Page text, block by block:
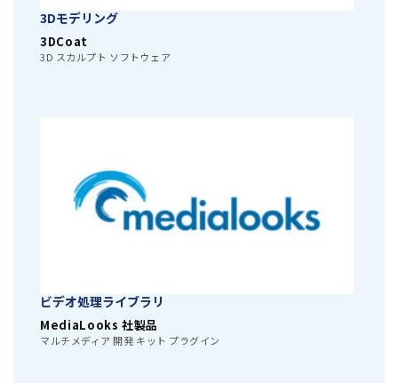
3Dモデリング
3DCoat
3D スカルプト ソフトウェア
ビデオ処理ライブラリ
MediaLooks 社製品
マルチメディア 開発 キット プラグイン